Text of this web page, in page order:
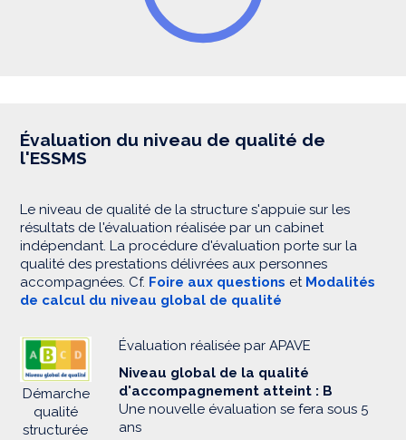
Évaluation du niveau de qualité de
l'ESSMS
Le niveau de qualité de la structure s'appuie sur les
résultats de l'évaluation réalisée par un cabinet
indépendant. La procédure d'évaluation porte sur la
qualité des prestations délivrées aux personnes
accompagnées. Cf. Foire aux questions et Modalités
de calcul du niveau global de qualité
Démarche
qualité
structurée
Évaluation réalisée par APAVE
Niveau global de la qualité
d'accompagnement atteint : B
Une nouvelle évaluation se fera sous 5
ans